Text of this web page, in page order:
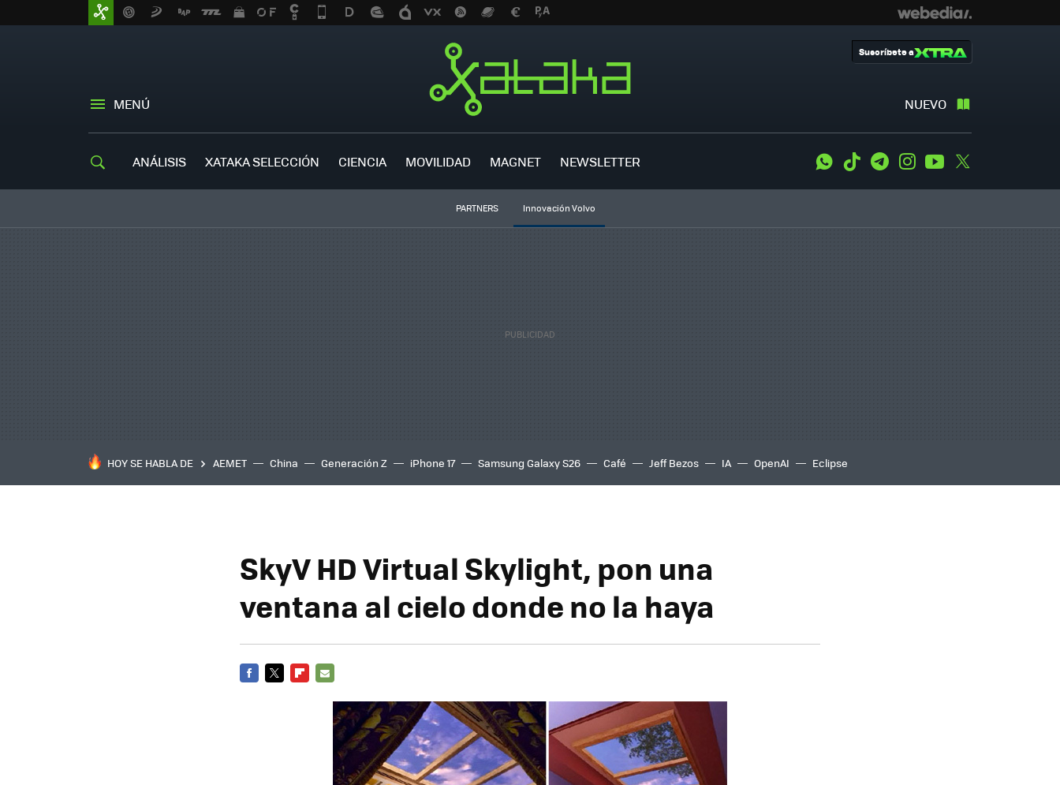
MENÚ NUEVO
Suscríbete a
ANÁLISIS XATAKA SELECCIÓN CIENCIA MOVILIDAD MAGNET NEWSLETTER WhatsApp
Tiktok TelegramInstagramYoutube
PARTNERS Innovación Volvo
HOY SE HABLA DE AEMET China Generación Z iPhone 17 Samsung Galaxy S26 Café Jeff Bezos IA OpenAI Eclipse
SkyV HD Virtual Skylight, pon una
ventana al cielo donde no la haya
MAIL